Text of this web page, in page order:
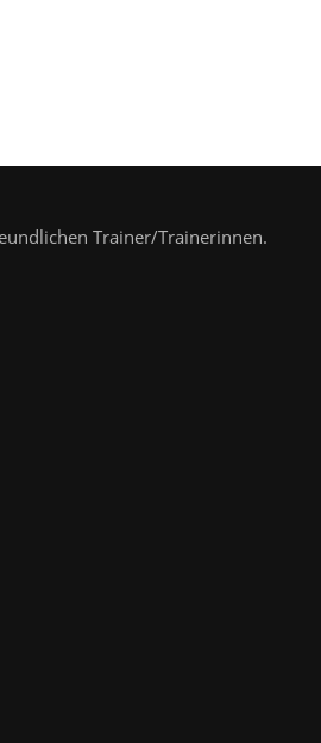
Trainer/Trainerinnen.